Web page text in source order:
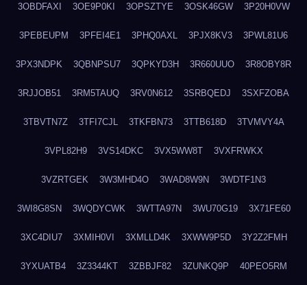
3OBDFAXI 3OE9P0KI 3OPSZTYE 3OSK46GW 3P20H0VW
3PEBEUPM 3PFEI4E1 3PHQ0AXL 3PJX8KV3 3PWL81U6
3PX3NDPK 3QBNPSU7 3QPKYD3H 3R660UUO 3R8OBY8R
3RJJOB51 3RM5TAUQ 3RV0N612 3SRBQEDJ 3SXFZOBA
3TBVTN7Z 3TFI7CJL 3TKFBN73 3TTB618D 3TVMVY4A
3VPL82H9 3VS14DKC 3VX5WW8T 3VXFRWKX
3VZRTGEK 3W3MHD4O 3WAD8W9N 3WDTF1N3
3WI8G8SN 3WQDYCWK 3WTTA97N 3WU70G19 3X71FE60
3XC4DIU7 3XMIH0VI 3XMLLD4K 3XWW9P5D 3Y2Z2FMH
3YXUATB4 3Z3344KT 3ZBBJF82 3ZUNKQ9P 40PEO5RM